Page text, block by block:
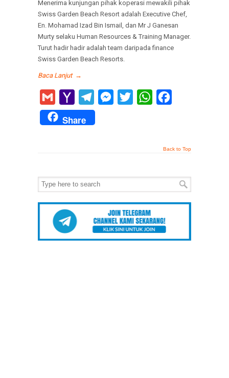
Menerima kunjungan pihak koperasi mewakili pihak
Swiss Garden Beach Resort adalah Executive Chef,
En. Mohamad Izad Bin Ismail, dan Mr J Ganesan
Murty selaku Human Resources & Training Manager.
Turut hadir hadir adalah team daripada finance
Swiss Garden Beach Resorts.
Baca Lanjut →
Gmail
Yahoo
Mail
TelegramMessenger
Twitter WhatsApp
Share
Back to Top